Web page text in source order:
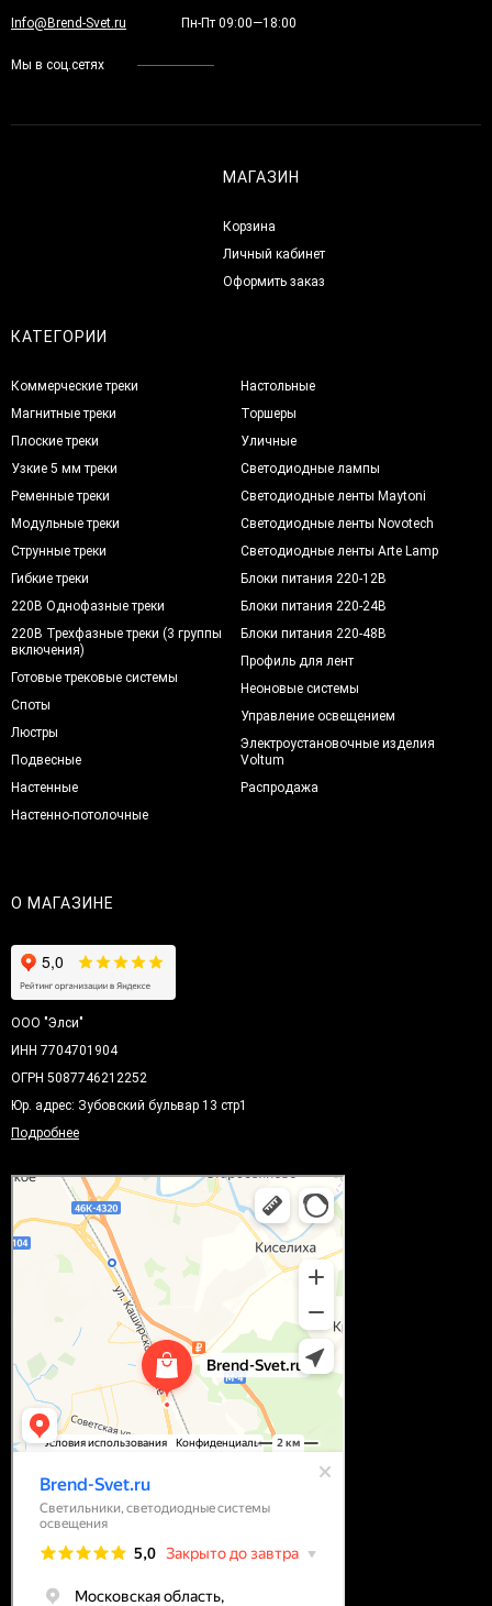
Info@Brend-Svet.ru Пн-Пт 09:00—18:00
Мы в соц.сетях
МАГАЗИН
Корзина
Личный кабинет
Оформить заказ
КАТЕГОРИИ
Коммерческие треки
Магнитные треки
Плоские треки
Узкие 5 мм треки
Ременные треки
Модульные треки
Струнные треки
Гибкие треки
220В Однофазные треки
220В Трехфазные треки (3 группы
включения)
Готовые трековые системы
Споты
Люстры
Подвесные
Настенные
Настенно-потолочные
Настольные
Торшеры
Уличные
Светодиодные лампы
Светодиодные ленты Maytoni
Светодиодные ленты Novotech
Светодиодные ленты Arte Lamp
Блоки питания 220-12В
Блоки питания 220-24В
Блоки питания 220-48В
Профиль для лент
Неоновые системы
Управление освещением
Электроустановочные изделия
Voltum
Распродажа
О МАГАЗИНЕ
ООО "Элси"
ИНН 7704701904
ОГРН 5087746212252
Юр. адрес: Зубовский бульвар 13 стр1
Подробнее